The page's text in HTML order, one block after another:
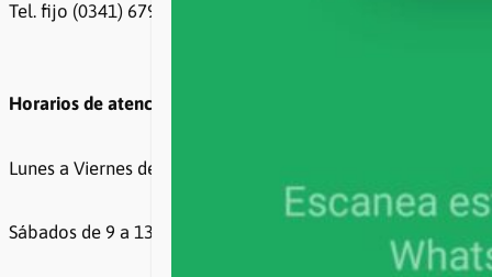
Tel. fijo (0341) 6799500 / 6799499
Horarios de atención
Lunes a Viernes de 8 a 20hs
Sábados de 9 a 13hs